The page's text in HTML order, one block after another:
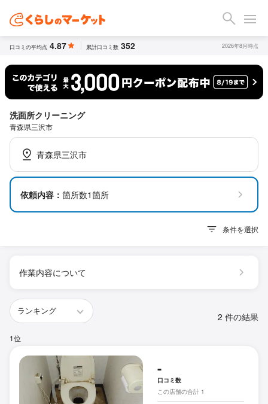
口コミの平均点 4.87 累計口コミ数 352 2026年8月時点
洗面所クリーニング
青森県三沢市
青森県三沢市
依頼内容： 箇所数1箇所
条件を選択
作業内容について
2 件の結果
1位
-
口コミ数
この店舗の合計 1